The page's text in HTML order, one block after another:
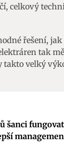
celkový
řešení,
tak
takto velký
šanci